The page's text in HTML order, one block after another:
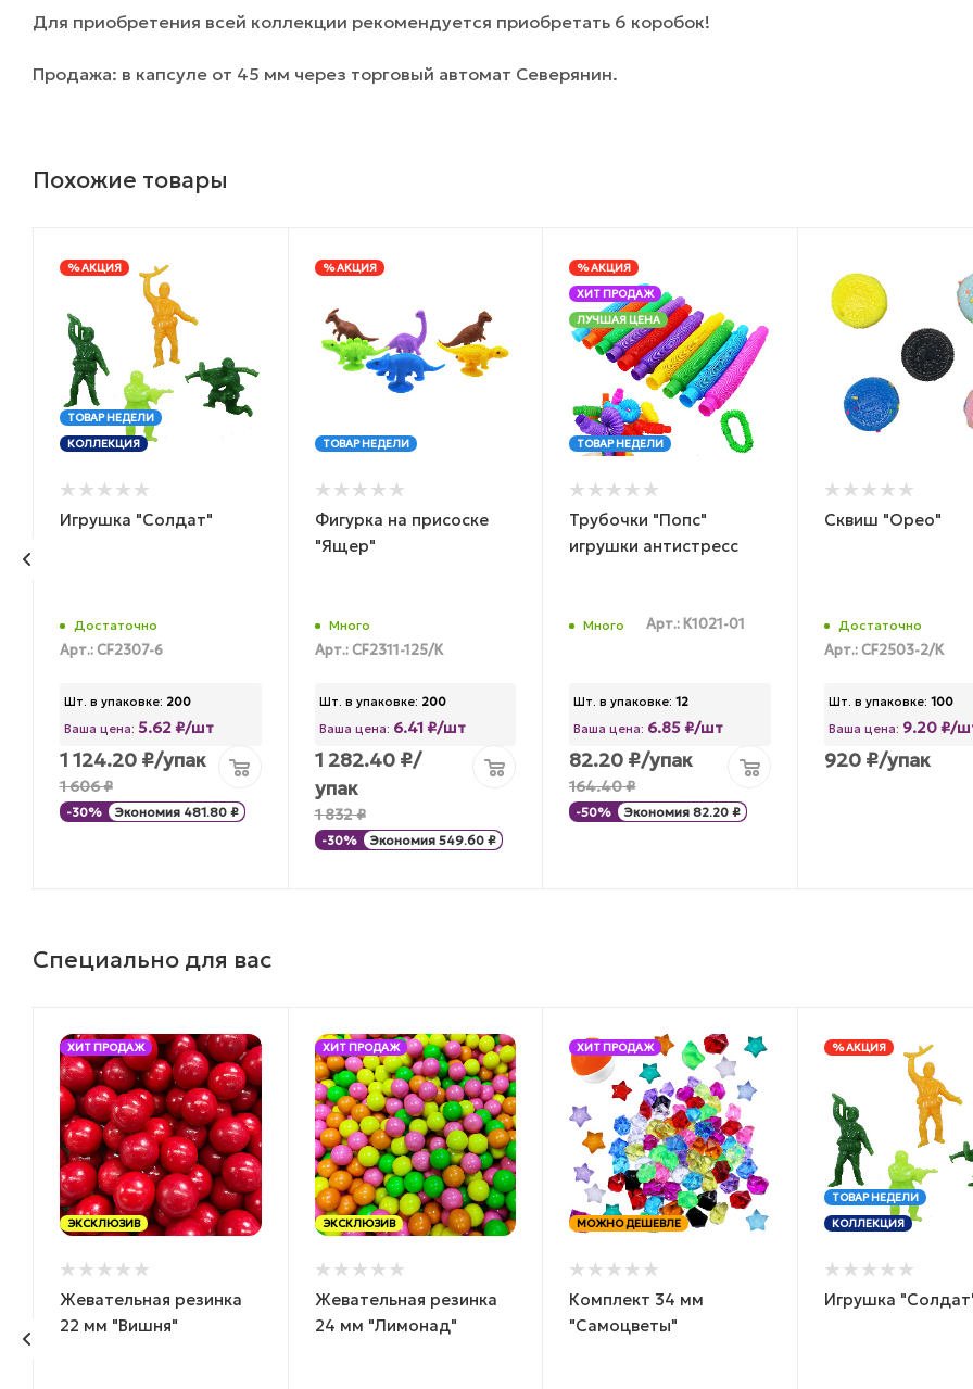
Для приобретения всей коллекции рекомендуется приобретать 6 коробок!
Продажа: в капсуле от 45 мм через торговый автомат Северянин.
Похожие товары
% АКЦИЯ
ТОВАР НЕДЕЛИ
КОЛЛЕКЦИЯ
Игрушка "Солдат"
Достаточно
Арт.: CF2307-6
Шт. в упаковке: 200
Ваша цена: 5.62 ₽/шт
1 124.20₽/упак
1 606₽
-30% Экономия 481.80₽
% АКЦИЯ
ТОВАР НЕДЕЛИ
Фигурка на присоске
"Ящер"
Много
Арт.: CF2311-125/К
Шт. в упаковке: 200
Ваша цена: 6.41 ₽/шт
1 282.40₽/
упак
1 832₽
-30% Экономия 549.60₽
% АКЦИЯ
ХИТ ПРОДАЖ
ЛУЧШАЯ ЦЕНА
ТОВАР НЕДЕЛИ
Трубочки "Попс"
игрушки антистресс
Много Арт.: К1021-01
Шт. в упаковке: 12
Ваша цена: 6.85 ₽/шт
82.20 ₽/упак
164.40₽
-50% Экономия 82.20 ₽
Сквиш "Орео"
Достаточно
Арт.: CF2503-2/К
Шт. в упаковке: 100
Ваша цена: 9.20 ₽/
920 ₽/упак
Специально для вас
ХИТ ПРОДАЖ
ЭКСКЛЮЗИВ
Жевательная резинка
22 мм "Вишня"
ХИТ ПРОДАЖ
ЭКСКЛЮЗИВ
Жевательная резинка
24 мм "Лимонад"
ХИТ ПРОДАЖ
МОЖНО ДЕШЕВЛЕ
Комплект 34 мм
"Самоцветы"
% АКЦИЯ
ТОВАР НЕДЕЛИ
КОЛЛЕКЦИЯ
Игрушка